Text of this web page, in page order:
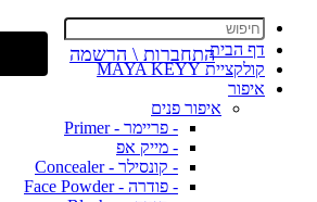
דף הבית
קולקציית MAYA KEYY
איפור
איפור פנים
- פריימר - Primer
- מייק אפ
- קונסילר - Concealer
- פודרה - Face Powder
התחברות \ הרשמה